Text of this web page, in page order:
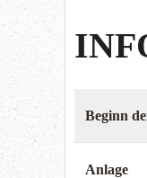
Beginn
Anlage